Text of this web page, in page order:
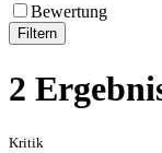
Bewertung
Filtern
2
Kritik